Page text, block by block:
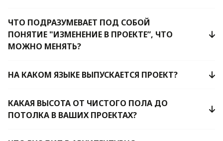
ЧТО ПОДРАЗУМЕВАЕТ ПОД СОБОЙ
ПОНЯТИЕ "ИЗМЕНЕНИЕ В ПРОЕКТЕ”, ЧТО
МОЖНО МЕНЯТЬ?
НА КАКОМ ЯЗЫКЕ ВЫПУСКАЕТСЯ ПРОЕКТ?
КАКАЯ ВЫСОТА ОТ ЧИСТОГО ПОЛА ДО
ПОТОЛКА В ВАШИХ ПРОЕКТАХ?